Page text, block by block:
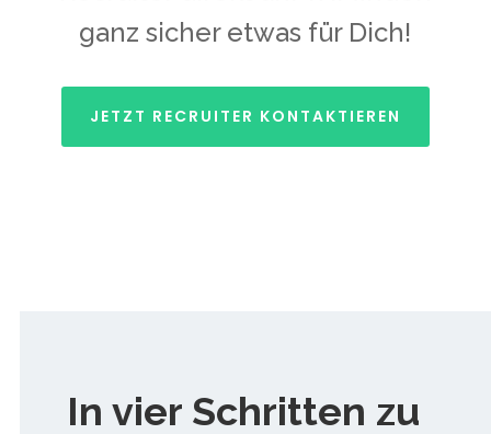
ganz sicher etwas für Dich!
JETZT RECRUITER KONTAKTIEREN
In vier Schritten zu